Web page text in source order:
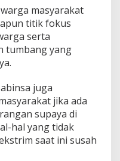
masyarakat
titik fokus
serta
tumbang yang
juga
jika ada
supaya di
hal yang tidak
saat ini susah